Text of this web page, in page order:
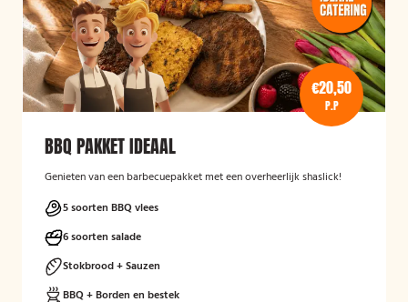
€20,50
P.P
BBQ PAKKET IDEAAL
Genieten van een barbecuepakket met een overheerlijk shaslick!
5 soorten BBQ vlees
6 soorten salade
Stokbrood + Sauzen
BBQ + Borden en bestek